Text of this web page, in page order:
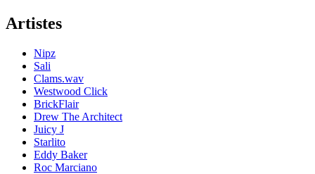
Artistes
Nipz
Sali
Clams.wav
Westwood Click
BrickFlair
Drew The Architect
Juicy J
Starlito
Eddy Baker
Roc Marciano